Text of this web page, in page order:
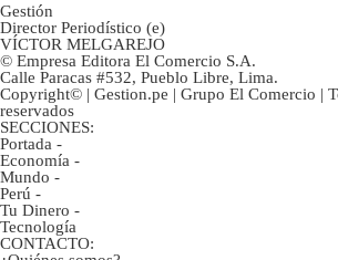
Gestión
Director Periodístico (e)
VÍCTOR MELGAREJO
© Empresa Editora El Comercio S.A.
Calle Paracas #532, Pueblo Libre, Lima.
Copyright© | Gestion.pe | Grupo El Comercio |
reservados
SECCIONES:
Portada -
Economía -
Mundo -
Perú -
Tu Dinero -
Tecnología
CONTACTO: